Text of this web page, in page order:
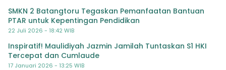
SMKN 2 Batangtoru Tegaskan Pemanfaatan Bantuan
PTAR untuk Kepentingan Pendidikan
22 Juli 2026 - 18:42 WIB
Inspiratif! Maulidiyah Jazmin Jamilah Tuntaskan S1 HKI
Tercepat dan Cumlaude
17 Januari 2026 - 13:25 WIB